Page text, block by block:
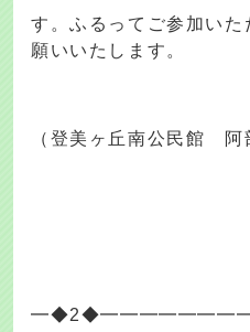
す。ふるってご参加い
願いいたします。
（登美ヶ丘南公民館